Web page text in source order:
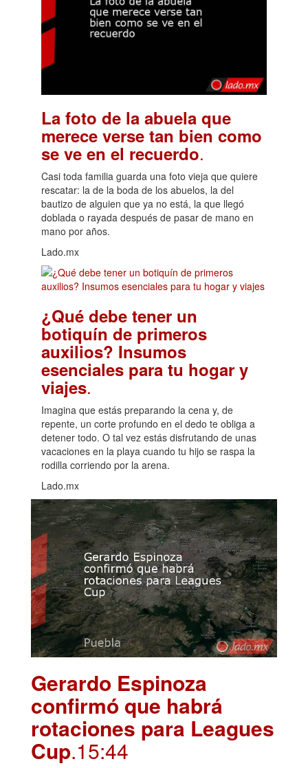
La foto de la abuela que
merece verse tan bien como
se ve en el recuerdo.
Casi toda familia guarda una foto vieja que quiere
rescatar: la de la boda de los abuelos, la del
bautizo de alguien que ya no está, la que llegó
doblada o rayada después de pasar de mano en
mano por años.
Lado.mx
¿Qué debe tener un
botiquín de primeros
auxilios? Insumos
esenciales para tu hogar y
viajes.
Imagina que estás preparando la cena y, de
repente, un corte profundo en el dedo te obliga a
detener todo. O tal vez estás disfrutando de unas
vacaciones en la playa cuando tu hijo se raspa la
rodilla corriendo por la arena.
Lado.mx
Gerardo Espinoza
confirmó que habrá
rotaciones para Leagues
Cup.15:44